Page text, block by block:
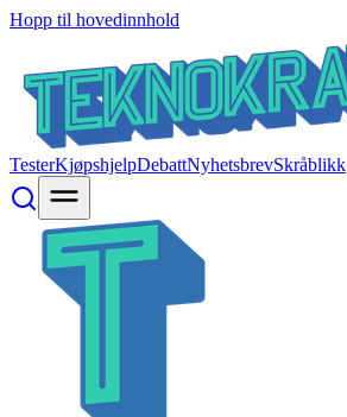
Hopp til hovedinnhold
TesterKjøpshjelpDebattNyhetsbrevSkråblikk